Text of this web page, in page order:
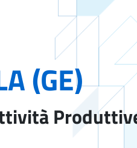
(GE)